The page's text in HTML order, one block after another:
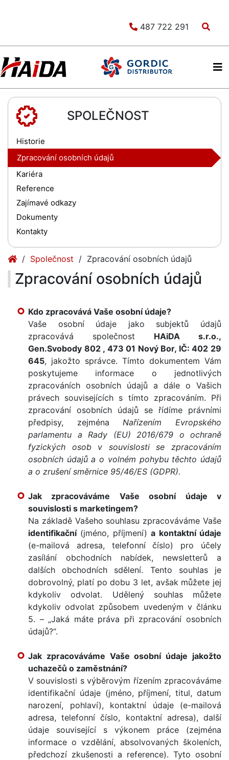
487 722 291
SPOLEČNOST
Historie
Zpracování osobních údajů
Kariéra
Reference
Zajímavé odkazy
Dokumenty
Kontakty
Společnost (current)
Zpracování osobních údajů
Zpracování osobních údajů
Kdo zpracovává Vaše osobní údaje?
Vaše osobní údaje jako subjektů údajů
zpracovává společnost HAiDA s.r.o.,
Gen.Svobody 802 , 473 01 Nový Bor, IČ: 402 29
645, jakožto správce. Tímto dokumentem Vám
poskytujeme informace o jednotlivých
zpracováních osobních údajů a dále o Vašich
právech souvisejících s tímto zpracováním. Při
zpracování osobních údajů se řídíme právními
předpisy, zejména Nařízením Evropského
parlamentu a Rady (EU) 2016/679 o ochraně
fyzických osob v souvislosti se zpracováním
osobních údajů a o volném pohybu těchto údajů
a o zrušení směrnice 95/46/ES (GDPR).
Jak zpracováváme Vaše osobní údaje v
souvislosti s marketingem?
Na základě Vašeho souhlasu zpracováváme Vaše
identifikační(jméno, příjmení)a kontaktní údaje
(e-mailová adresa, telefonní číslo) pro účely
zasílání obchodních nabídek, newsletterů a
dalších obchodních sdělení. Tento souhlas je
dobrovolný, platí po dobu 3 let, avšak můžete jej
kdykoliv odvolat. Udělený souhlas můžete
kdykoliv odvolat způsobem uvedeným v článku
5. – „Jaká máte práva při zpracování osobních
údajů?“.
Jak zpracováváme Vaše osobní údaje jakožto
uchazečů o zaměstnání?
V souvislosti s výběrovým řízením zpracováváme
identifikační údaje (jméno, příjmení, titul, datum
narození, pohlaví), kontaktní údaje (e-mailová
adresa, telefonní číslo, kontaktní adresa), další
údaje související s výkonem práce (zejména
informace o vzdělání, absolvovaných školeních,
předchozí zkušenosti a reference). Tyto osobní